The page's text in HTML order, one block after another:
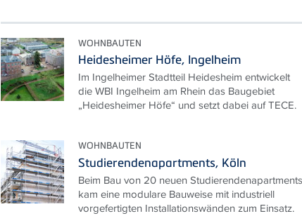
WOHNBAUTEN
Heidesheimer Höfe, Ingelheim
Im Ingelheimer Stadtteil Heidesheim entwickelt
die WBI Ingelheim am Rhein das Baugebiet
„Heidesheimer Höfe“ und setzt dabei auf TECE.
WOHNBAUTEN
Studierendenapartments, Köln
Beim Bau von 20 neuen Studierendenapartments
kam eine modulare Bauweise mit industriell
vorgefertigten Installationswänden zum Einsatz.